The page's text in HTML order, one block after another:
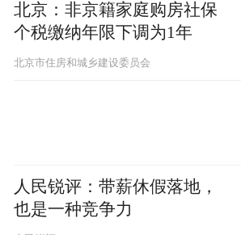
北京：非京籍家庭购房社保
个税缴纳年限下调为1年
北京市住房和城乡建设委员会
人民锐评：带薪休假落地，
也是一种竞争力